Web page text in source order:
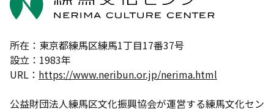
所在：東京都練馬区練馬1丁目17番37号
設立：1983年
URL： https://www.neribun.or.jp/nerima.html
公益財団法人練馬区文化振興協会が運営する練馬文化セン